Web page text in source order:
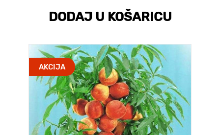
DODAJ U KOŠARICU
AKCIJA